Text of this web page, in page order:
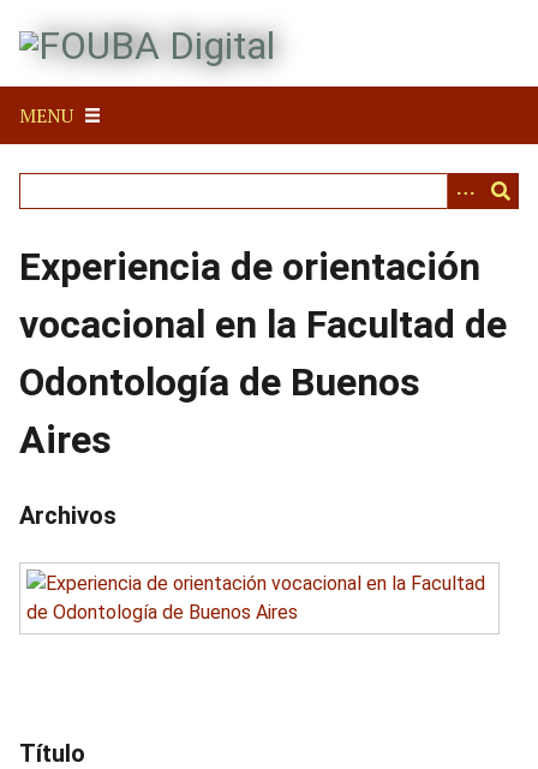
MENU
Experiencia de orientación
vocacional en la Facultad de
Odontología de Buenos
Aires
Archivos
Título